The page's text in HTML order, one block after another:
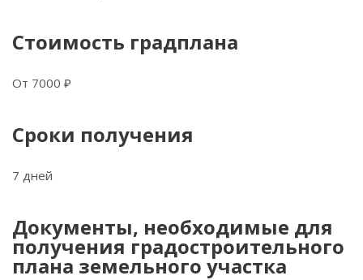
Стоимость градплана
От 7000 ₽
Сроки получения
7 дней
Документы, необходимые для
получения градостроительного
плана земельного участка